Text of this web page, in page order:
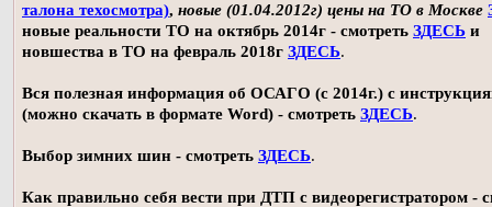
талона техосмотра), новые (01.04.2012г) цены на ТО в Москве
новые реальности ТО на октябрь 2014г - смотреть ЗДЕСЬ и
новшества в ТО на февраль 2018г ЗДЕСЬ.
Вся полезная информация об ОСАГО (с 2014г.) с
(можно скачать в формате Word) - смотреть ЗДЕСЬ.
Выбор зимних шин - смотреть ЗДЕСЬ.
Как правильно себя вести при ДТП с видеорегистратором -